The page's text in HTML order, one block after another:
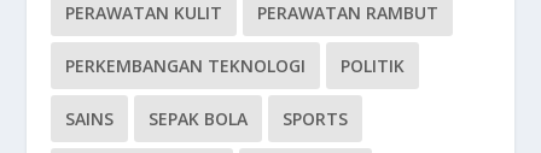
PERAWATAN KULIT PERAWATAN RAMBUT
PERKEMBANGAN TEKNOLOGI POLITIK
SAINS SEPAK BOLA SPORTS